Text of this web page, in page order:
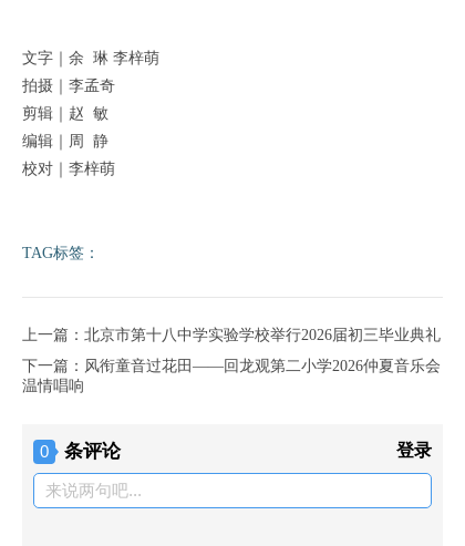
文字｜余 琳 李梓萌
拍摄｜李孟奇
剪辑｜赵 敏
编辑｜周 静
校对｜李梓萌
TAG标签：
上一篇：北京市第十八中学实验学校举行2026届初三毕业典礼
下一篇：风衔童音过花田——回龙观第二小学2026仲夏音乐会
温情唱响
0 条评论 登录
来说两句吧...